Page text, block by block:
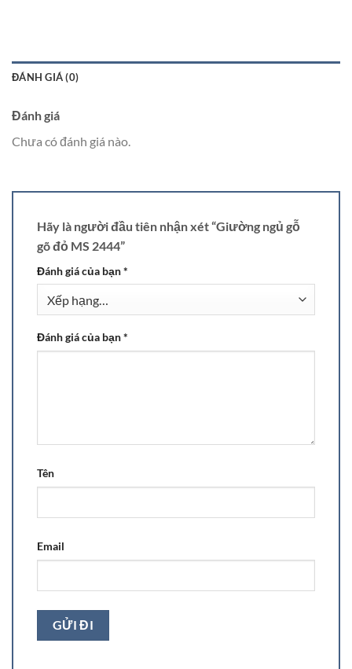
ĐÁNH GIÁ (0)
Đánh giá
Chưa có đánh giá nào.
Hãy là người đầu tiên nhận xét “Giường ngủ gỗ
gõ đỏ MS 2444”
Đánh giá của bạn*
Đánh giá của bạn*
Tên
Email